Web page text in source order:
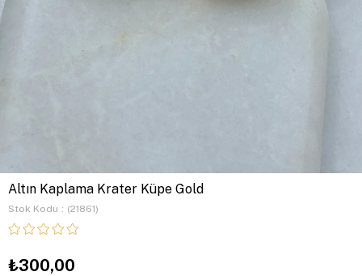
Altın Kaplama Krater Küpe Gold
Stok Kodu (21861)
₺300,00